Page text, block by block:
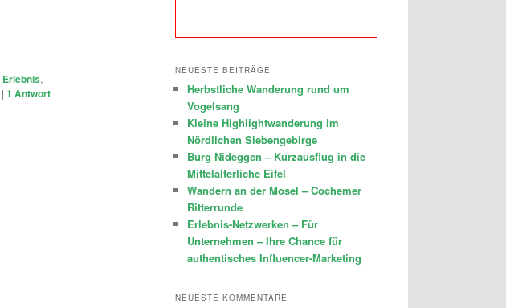
Erlebnis,
| 1 Antwort
NEUESTE BEITRÄGE
Herbstliche Wanderung rund um
Vogelsang
Kleine Highlightwanderung im
Nördlichen Siebengebirge
Burg Nideggen – Kurzausflug in die
Mittelalterliche Eifel
Wandern an der Mosel – Cochemer
Ritterrunde
Erlebnis-Netzwerken – Für
Unternehmen – Ihre Chance für
authentisches Influencer-Marketing
NEUESTE KOMMENTARE